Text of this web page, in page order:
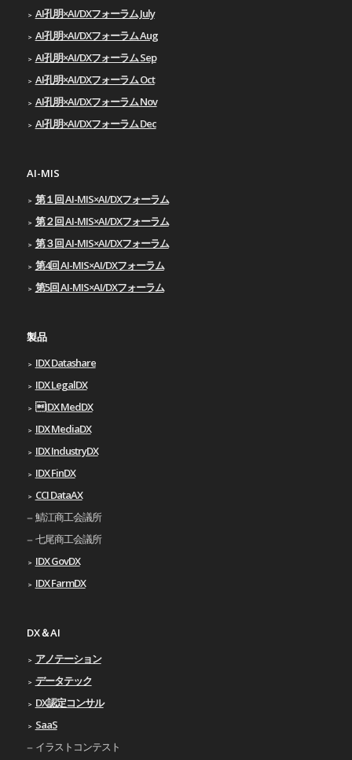
AI孔明×AI/DXフォーラム July
AI孔明×AI/DXフォーラム Aug
AI孔明×AI/DXフォーラム Sep
AI孔明×AI/DXフォーラム Oct
AI孔明×AI/DXフォーラム Nov
AI孔明×AI/DXフォーラム Dec
AI-MIS
第１回 AI-MIS×AI/DXフォーラム
第２回 AI-MIS×AI/DXフォーラム
第３回 AI-MIS×AI/DXフォーラム
第4回 AI-MIS×AI/DXフォーラム
第5回 AI-MIS×AI/DXフォーラム
製品
IDX Datashare
IDX LegalDX
IDX MedDX
IDX MediaDX
IDX IndustryDX
IDX FinDX
CCI DataAX
鯖江商工会議所
七尾商工会議所
IDX GovDX
IDX FarmDX
DX＆AI
アノテーション
データテック
DX認定コンサル
SaaS
イラストコンテスト